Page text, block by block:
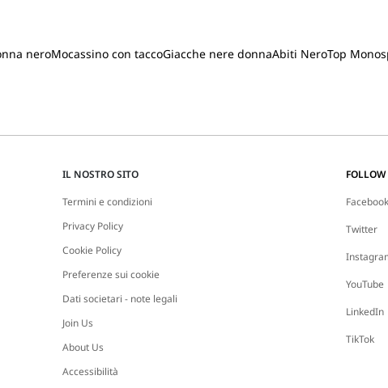
neroMocassino con taccoGiacche nere donnaAbiti NeroTop
IL NOSTRO SITO
Termini e condizioni
Privacy Policy
Cookie Policy
Preferenze sui cookie
Dati societari - note legali
Join Us
About Us
Accessibilità
FOLLOW
Facebook
Twitter
YouTube
LinkedIn
TikTok